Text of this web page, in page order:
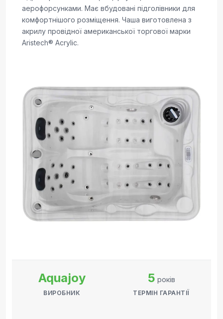
аерофорсунками. Має вбудовані підголівники для
комфортнішого розміщення. Чаша виготовлена з
акрилу провідної американської торгової марки
Aristech® Acrylic.
Aquajoy
ВИРОБНИК
5 років
ТЕРМІН ГАРАНТІЇ